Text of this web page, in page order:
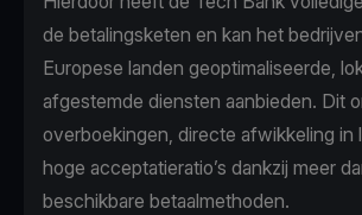
de betalingsketen en kan het
Europese landen geoptimaliseerde,
afgestemde diensten aanbieden. Dit
overboekingen, directe afwikkeling in
hoge acceptatieratio’s dankzij meer
beschikbare betaalmethoden.